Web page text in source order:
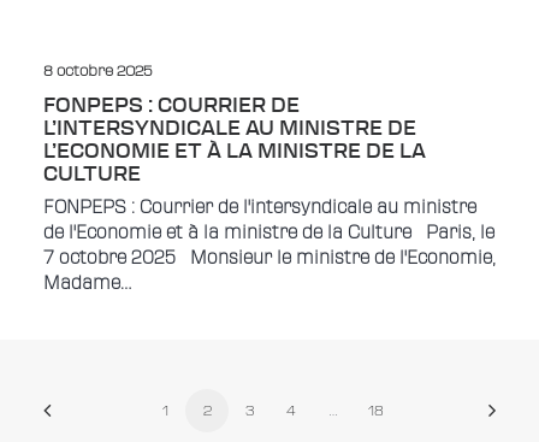
8 octobre 2025
FONPEPS : COURRIER DE
L’INTERSYNDICALE AU MINISTRE DE
L’ECONOMIE ET À LA MINISTRE DE LA
CULTURE
FONPEPS : Courrier de l'intersyndicale au ministre
de l'Economie et à la ministre de la Culture Paris, le
7 octobre 2025 Monsieur le ministre de l'Economie,
Madame…
1 2 3 4 18